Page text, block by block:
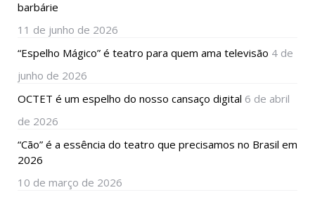
barbárie
11 de junho de 2026
“Espelho Mágico” é teatro para quem ama televisão 4 de
junho de 2026
OCTET é um espelho do nosso cansaço digital 6 de abril
de 2026
“Cão” é a essência do teatro que precisamos no Brasil em
2026
10 de março de 2026